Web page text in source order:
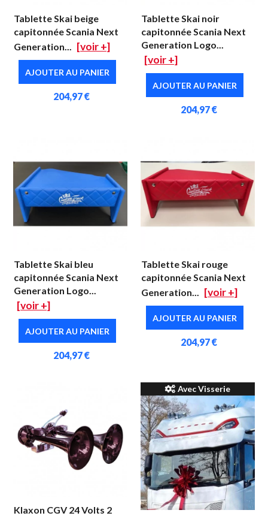
Tablette Skai beige
capitonnée Scania Next
Generation... [voir +]
AJOUTER AU PANIER
204,97 €
Tablette Skai noir
capitonnée Scania Next
Generation Logo...
[voir +]
AJOUTER AU PANIER
204,97 €
Tablette Skai bleu
capitonnée Scania Next
Generation Logo...
[voir +]
AJOUTER AU PANIER
204,97 €
Tablette Skai rouge
capitonnée Scania Next
Generation... [voir +]
AJOUTER AU PANIER
204,97 €
Klaxon CGV 24 Volts 2
Avec Visserie